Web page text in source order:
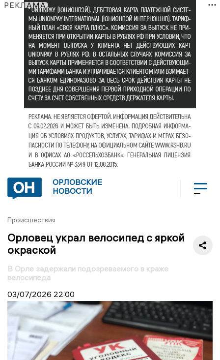
РЕКЛАМА
ОРЛОВСКИЕ
НОВОСТИ
Происшествия
Орловец украл велосипед с яркой
окраской
В Орле задержали подозреваемого в краже
велосипеда
03/07/2026 22:00